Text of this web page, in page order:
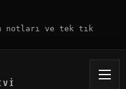
notları ve tek tık